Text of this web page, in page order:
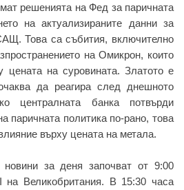
решенията на Фед за паричната
на актуализираните данни за
Това са събития, включително
на Омикрон, които
цената на суровината. Златото е
да реагира след днешното
централната банка потвърди
паричната политика по-рано, това
върху цената на метала.
новини за деня започват от 9:00
Великобритания. В 15:30 часа